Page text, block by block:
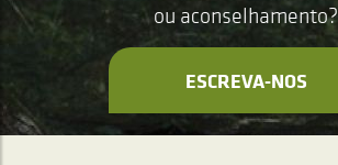
ou aconselhamento?
ESCREVA-NOS